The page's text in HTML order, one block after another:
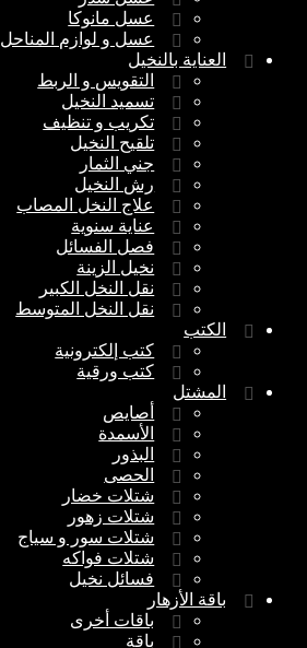
عسل مانوكا
عسل و لوازم المناحل
العناية بالنخيل
التقويس و الربط
تسميد النخيل
تكريب و تنظيف
تلقيح النخيل
جني الثمار
رش النخيل
علاج النخل المصاب
عناية سنوية
فصل الفسائل
نخيل الزينة
نقل النخل الكبير
نقل النخل المتوسط
الكتب
كتب إلكترونية
كتب ورقية
المشتل
أصايص
الأسمدة
البذور
الحصى
شتلات خضار
شتلات زهور
شتلات سور و سياج
شتلات فواكه
فسائل نخيل
باقة الأزهار
باقات أخرى
باقة